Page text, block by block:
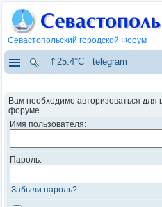
Севастопольский городской Форум
⇑25.4°C telegram
Вам необходимо авторизоваться
форуме.
Имя пользователя:
Пароль:
Забыли пароль?